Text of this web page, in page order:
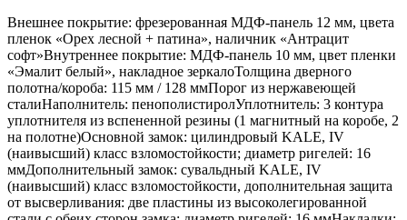
Внешнее покрытие: фрезерованная МДФ-панель 12 мм, цвета
пленок «Орех лесной + патина», наличник «Антрацит
софт»Внутреннее покрытие: МДФ-панель 10 мм, цвет пленки
«Эмалит белый», накладное зеркалоТолщина дверного
полотна/короба: 115 мм / 128 ммПорог из нержавеющей
сталиНаполнитель: пенополистиролУплотнитель: 3 контура
уплотнителя из вспененной резины (1 магнитный на коробе, 2
на полотне)Основной замок: цилиндровый KALE, IV
(наивысший) класс взломостойкости; диаметр ригелей: 16
ммДополнительный замок: сувальдный KALE, IV
(наивысший) класс взломостойкости, дополнительная защита
от высверливания: две пластины из высоколегированной